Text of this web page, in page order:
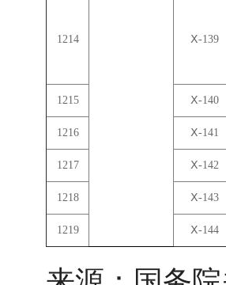
1214 Ⅹ-139
1215 Ⅹ-140
1216 Ⅹ-141
1217 Ⅹ-142
1218 Ⅹ-143
1219 Ⅹ-144